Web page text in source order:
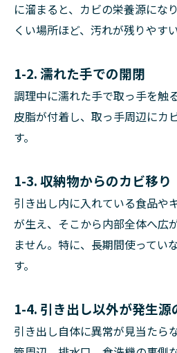
に溜まると、カビの栄養源にな
くい場所ほど、汚れが残りやす
1-2. 濡れた手での開閉
調理中に濡れた手で取っ手を触
皮脂が付着し、取っ手周辺にカ
す。
1-3. 収納物からのカビ移り
引き出し内に入れている食品や
が生え、そこから内部全体へ広
ません。特に、長期間使ってい
す。
1-4. 引き出し以外が発生源
引き出し自体に異常が見当たら